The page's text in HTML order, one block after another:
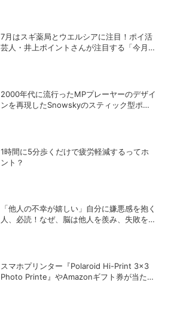
7月はスギ薬局とウエルシアに注目！ポイ活
芸人・井上ポイントさんが注目する「今月の
2000年代に流行ったMPプレーヤーのデザイ
ンを再現したSnowskyのスティック型ポー
1時間に5分歩くだけで疲労軽減するってホ
ント？
「他人の不幸が嬉しい」自分に嫌悪感を抱く
人、必読！なぜ、脳は他人を羨み、失敗を喜
スマホプリンター『Polaroid Hi-Print 3×3
Photo Printe』やAmazonギフト券が当た